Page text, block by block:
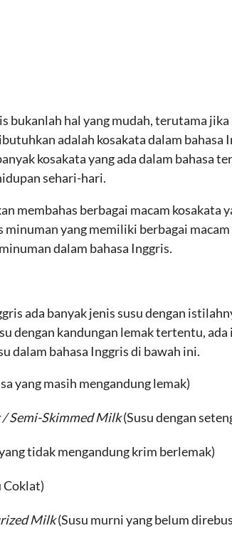
bukanlah hal yang mudah, terutama
adalah kosakata dalam
kosakata yang ada dalam bahasa
sehari-hari.
membahas berbagai macam kosakata
minuman yang memiliki berbagai
dalam bahasa Inggris.
ada banyak jenis susu dengan
dengan kandungan lemak tertentu,
dalam bahasa Inggris di bawah ini.
yang masih mengandung lemak)
Semi-Skimmed Milk(Susu dengan
tidak mengandung krim berlemak)
Coklat)
Milk(Susu murni yang belum